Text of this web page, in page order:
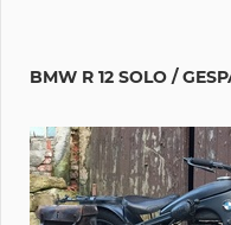
BMW R 12 SOLO /